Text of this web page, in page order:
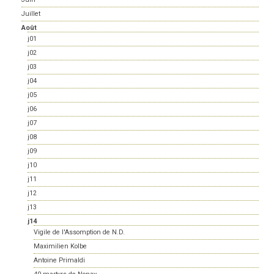
Juillet
Août
j01
j02
j03
j04
j05
j06
j07
j08
j09
j10
j11
j12
j13
j14
Vigile de l'Assomption de N.D.
Maximilien Kolbe
Antoine Primaldi